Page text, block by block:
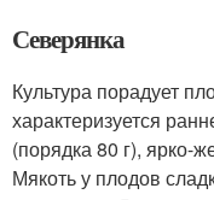
Северянка
Культура порадует
характеризуется
(порядка 80 г), ярко-
Мякоть у плодов